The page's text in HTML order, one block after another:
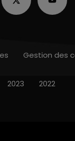
Gestion des
2023 2022